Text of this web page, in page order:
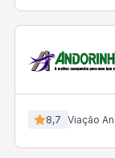
8,7 Viação